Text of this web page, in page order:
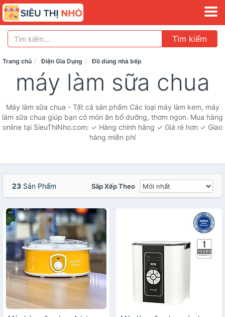
Tìm kiếm
Trang chủ Điện Gia Dụng Đồ dùng nhà bếp
máy làm sữa chua
Máy làm sữa chua - Tất cả sản phẩm Các loại máy làm kem, máy
làm sữa chua giúp bạn có món ăn bổ dưỡng, thơm ngon. Mua hàng
online tại SieuThiNho.com: ✓ Hàng chính hãng ✓ Giá rẻ hơn ✓ Giao
hàng miễn phí
23 Sản Phẩm Sắp Xếp Theo